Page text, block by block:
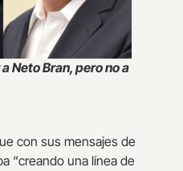
Neto Bran, pero no a
con sus mensajes de
“creando una línea de